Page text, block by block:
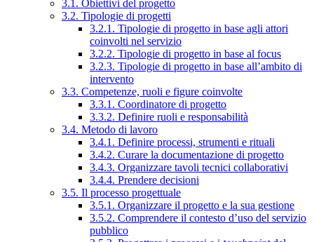
3.1. Obiettivi del progetto
3.2. Tipologie di progetti
3.2.1. Tipologie di progetto in base agli attori
coinvolti nel servizio
3.2.2. Tipologie di progetto in base al focus
3.2.3. Tipologie di progetto in base all’ambito di
intervento
3.3. Competenze, ruoli e figure coinvolte
3.3.1. Coordinatore di progetto
3.3.2. Definire ruoli e responsabilità
3.4. Metodo di lavoro
3.4.1. Definire processi, strumenti e rituali
3.4.2. Curare la documentazione di progetto
3.4.3. Organizzare tavoli tecnici collaborativi
3.4.4. Prendere decisioni
3.5. Il processo progettuale
3.5.1. Organizzare il progetto e la sua gestione
3.5.2. Comprendere il contesto d’uso del servizio
pubblico